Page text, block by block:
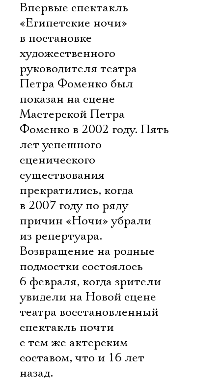
Впервые спектакль
«Египетские ночи»
в постановке
художественного
руководителя театра
Петра Фоменко был
показан на сцене
Мастерской Петра
Фоменко в 2002 году. Пять
лет успешного
сценического
существования
прекратились, когда
в 2007 году по ряду
причин «Ночи» убрали
из репертуара.
Возвращение на родные
подмостки состоялось
6 февраля, когда зрители
увидели на Новой сцене
театра восстановленный
спектакль почти
с тем же актерским
составом, что и 16 лет
назад.